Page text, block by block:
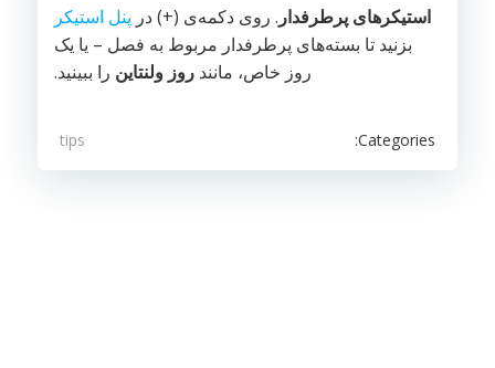
استیکرهای پرطرفدار . روی دکمه‌ی (+) در پنل استیکر
بزنید تا بسته‌های پرطرفدار مربوط به فصل – یا یک
روز خاص، مانند روز ولنتاین را ببینید.
Categories:
tips